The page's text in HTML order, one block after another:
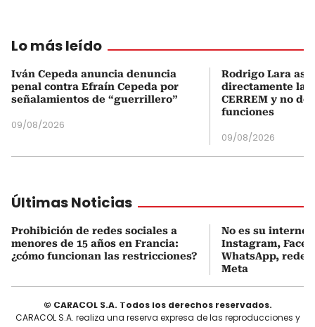
Lo más leído
Iván Cepeda anuncia denuncia
penal contra Efraín Cepeda por
señalamientos de “guerrillero”
09/08/2026
Rodrigo Lara
directamente la
CERREM y no
funciones
09/08/2026
Últimas Noticias
Prohibición de redes sociales a
menores de 15 años en Francia:
¿cómo funcionan las restricciones?
No es su
Instagram,
WhatsApp, redes
Meta
© CARACOL S.A. Todos los derechos reservados.
CARACOL S.A. realiza una reserva expresa de las reproducciones y